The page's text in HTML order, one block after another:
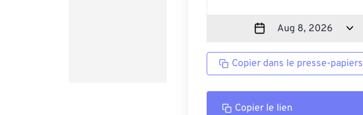
Copier dans le presse-papiers
Copier le lien